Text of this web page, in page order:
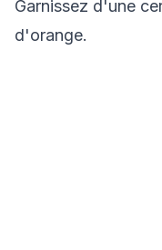
Garnissez d'une
d'orange.